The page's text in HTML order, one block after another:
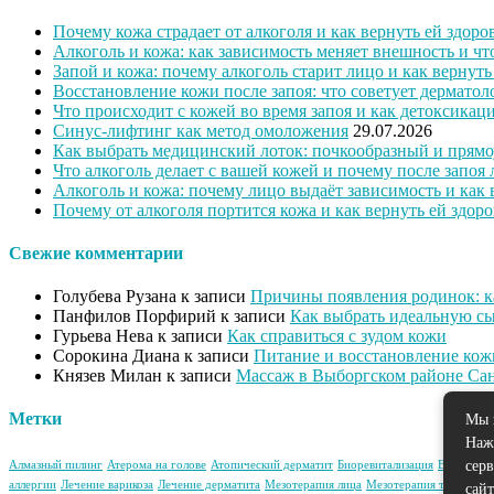
Почему кожа страдает от алкоголя и как вернуть ей
Алкоголь и кожа: как зависимость меняет внешность и
Запой и кожа: почему алкоголь старит лицо и как
Восстановление кожи после запоя: что советует
Что происходит с кожей во время запоя и как
Синус-лифтинг как метод омоложения 29.07.2026
Как выбрать медицинский лоток: почкообразный и
Что алкоголь делает с вашей кожей и почему после запоя
Алкоголь и кожа: почему лицо выдаёт зависимость и как
Почему от алкоголя портится кожа и как вернуть ей
Свежие комментарии
Голубева Рузана к записи Причины появления родинок:
Панфилов Порфирий к записи Как выбрать идеальную
Гурьева Нева к записи Как справиться с зудом кожи
Сорокина Диана к записи Питание и восстановление
Князев Милан к записи Массаж в Выборгском районе
Метки
Алмазный пилинг Атерома на голове Атопический дерматит Биоревитализация Варикоз
аллергии Лечение варикоза Лечение дерматита Мезотерапия лица Мезотерапия тела
Мы